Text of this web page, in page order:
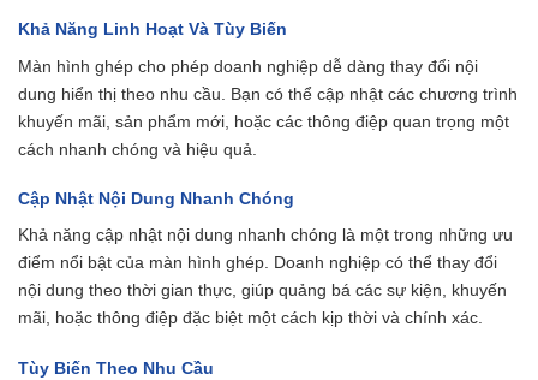
Khả Năng Linh Hoạt Và Tùy Biến
Màn hình ghép cho phép doanh nghiệp dễ dàng thay đổi nội
dung hiển thị theo nhu cầu. Bạn có thể cập nhật các chương trình
khuyến mãi, sản phẩm mới, hoặc các thông điệp quan trọng một
cách nhanh chóng và hiệu quả.
Cập Nhật Nội Dung Nhanh Chóng
Khả năng cập nhật nội dung nhanh chóng là một trong những ưu
điểm nổi bật của màn hình ghép. Doanh nghiệp có thể thay đổi
nội dung theo thời gian thực, giúp quảng bá các sự kiện, khuyến
mãi, hoặc thông điệp đặc biệt một cách kịp thời và chính xác.
Tùy Biến Theo Nhu Cầu